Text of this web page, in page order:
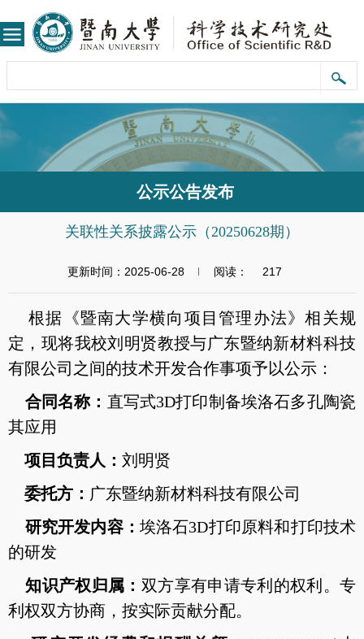
公示公告发布
关联性关系披露公示（20250628期）
更新时间：2025-06-28 阅读： 217
根据《暨南大学横向项目管理办法》相关规
定，现将我校刘明贤教授与广东暨纳新材料科技
有限公司之间的技术开发合作事项予以公示：
合同名称： 直写式3D打印制备埃洛石多孔陶瓷
其应用
项目负责人： 刘明贤
委托方： 广东暨纳新材料科技有限公司
研究开发内容： 埃洛石3D打印原料和打印技术
的研发
知识产权归属： 双方享有申请专利的权利。专
利权双方协商，按实际贡献分配。